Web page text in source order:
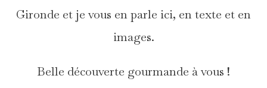
Gironde et je vous en parle ici, en texte et en
images.
Belle découverte gourmande à vous !